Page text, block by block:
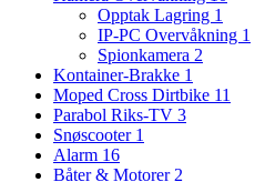
Opptak Lagring 1
IP-PC Overvåkning 1
Spionkamera 2
Kontainer-Brakke 1
Moped Cross Dirtbike 11
Parabol Riks-TV 3
Snøscooter 1
Alarm 16
Båter & Motorer 2